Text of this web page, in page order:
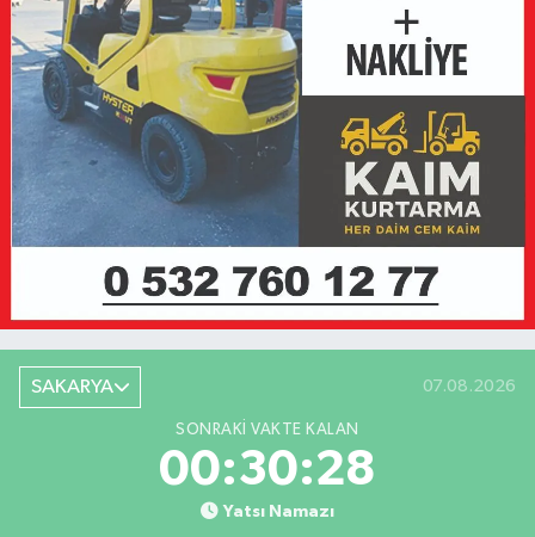
SAKARYA 07.08.2026
SONRAKI VAKTE KALAN
00:30:28
Yatsı Namazı